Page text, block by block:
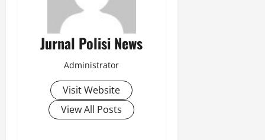
Jurnal Polisi News
Administrator
Visit Website
View All Posts